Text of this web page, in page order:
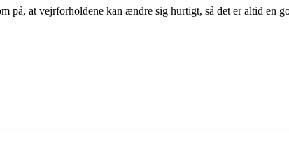
at vejrforholdene kan ændre sig hurtigt, så det er altid en